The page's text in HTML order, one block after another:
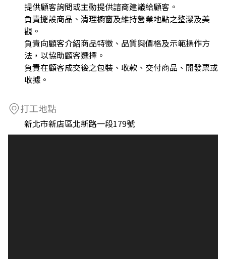
提供顧客詢問或主動提供諮商建議給顧客。
負責擺設商品、清理櫥窗及維持營業地點之整潔及美
觀。
負責向顧客介紹商品特徵、品質與價格及示範操作方
法，以協助顧客選擇。
負責在顧客成交後之包裝、收款、交付商品、開發票或
收據。
打工地點
新北市新店區北新路一段179號